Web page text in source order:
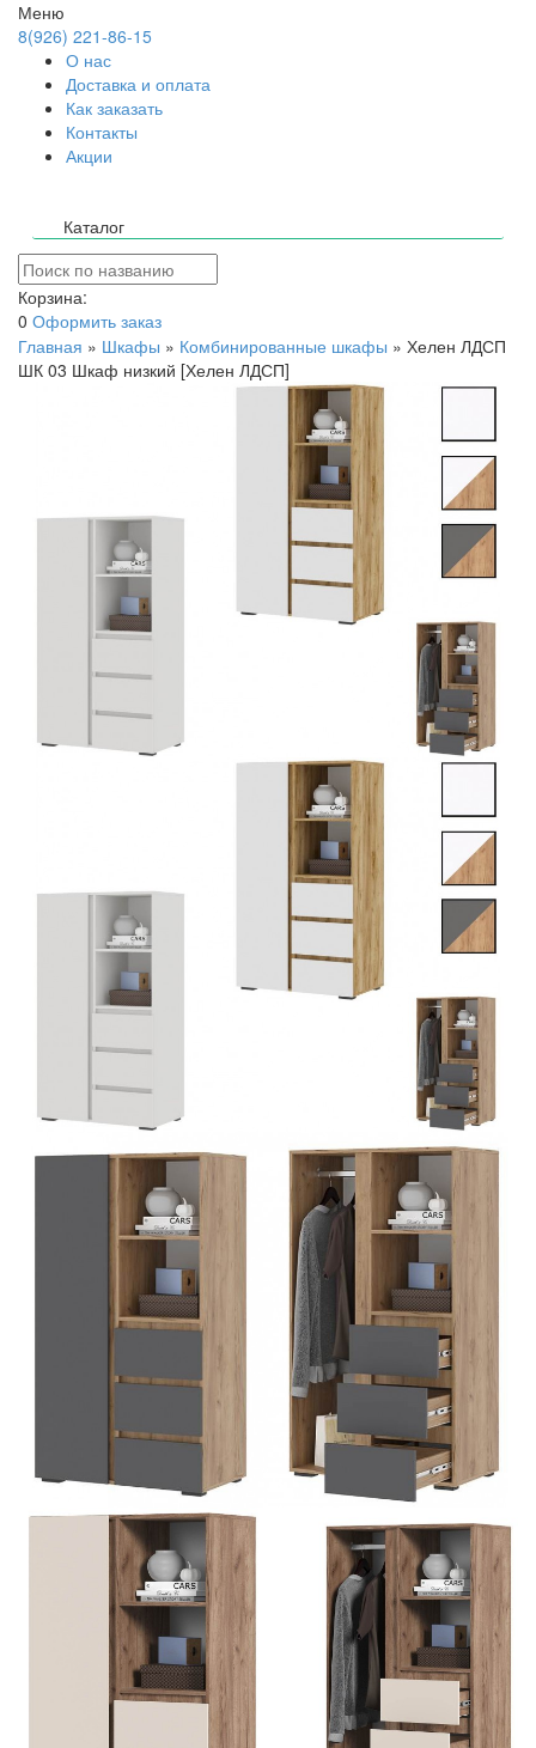
Меню
8(926) 221-86-15
О нас
Доставка и оплата
Как заказать
Контакты
Акции
Каталог
Корзина:
0 Оформить заказ
Главная » Шкафы » Комбинированные шкафы » Хелен ЛДСП
ШК 03 Шкаф низкий [Хелен ЛДСП]